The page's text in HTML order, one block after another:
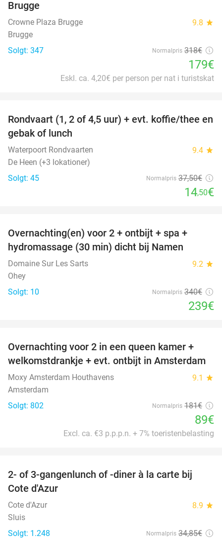
Brugge
Crowne Plaza Brugge 9.8 star
Brugge
Solgt: 347
Normalpris 318€
179€
Eskl. ca. 4,20€ per person per nat i turistskat
61%
Rondvaart (1, 2 of 4,5 uur) + evt. koffie/thee en
gebak of lunch
Waterpoort Rondvaarten 9.4 star
De Heen (+3 lokationer)
Solgt: 45
Normalpris 37,50€
14,50€
Overnachting(en) voor 2 + ontbijt + spa +
hydromassage (30 min) dicht bij Namen
Domaine Sur Les Sarts 9.2 star
Ohey
Solgt: 10
Normalpris 340€
239€
51%
Overnachting voor 2 in een queen kamer +
welkomstdrankje + evt. ontbijt in Amsterdam
Moxy Amsterdam Houthavens 9.1 star
Amsterdam
Solgt: 802
Normalpris 181€
89€
Excl. ca. €3 p.p.p.n. + 7% toeristenbelasting
49%
2- of 3-gangenlunch of -diner à la carte bij
Cote d'Azur
Cote d'Azur 8.9 star
Sluis
Solgt: 1.248
Normalpris 34,85€